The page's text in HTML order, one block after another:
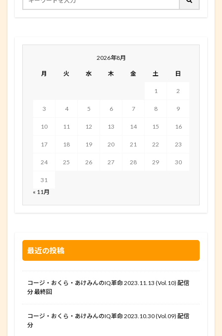
2026年8月
月 火 水 木 金 土 日
1 2
3 4 5 6 7 8 9
10 11 12 13 14 15 16
17 18 19 20 21 22 23
24 25 26 27 28 29 30
31
« 11月
最近の投稿
コージ・おくら・あけみんのIQ革命 2023.11.13 (Vol.10) 配信
分 最終回
コージ・おくら・あけみんのIQ革命 2023.10.30 (Vol.09) 配信
分